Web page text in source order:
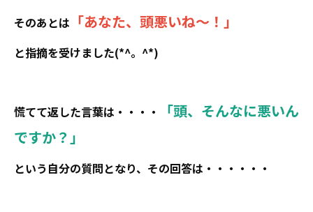
そのあとは 「あなた、頭悪いね～！」
と指摘を受けました(*^。^*)
慌てて返した言葉は・・・・
「頭、そんなに悪いん
ですか？」
という自分の質問となり、その回答は・・・・・・